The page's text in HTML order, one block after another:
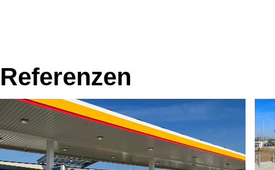
Referenzen